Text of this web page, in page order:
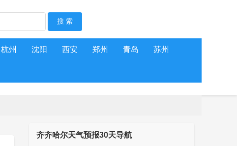
杭州 沈阳 西安 郑州 青岛 苏州
齐齐哈尔天气预报30天导航